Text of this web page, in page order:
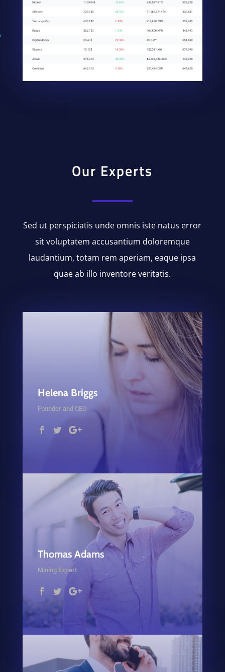
Our Experts
Sed ut perspiciatis unde omnis iste natus error
sit voluptatem accusantium doloremque
laudantium, totam rem aperiam, eaque ipsa
quae ab illo inventore veritatis.
Helena Briggs
Founder and CEO
Thomas Adams
Mining Expert